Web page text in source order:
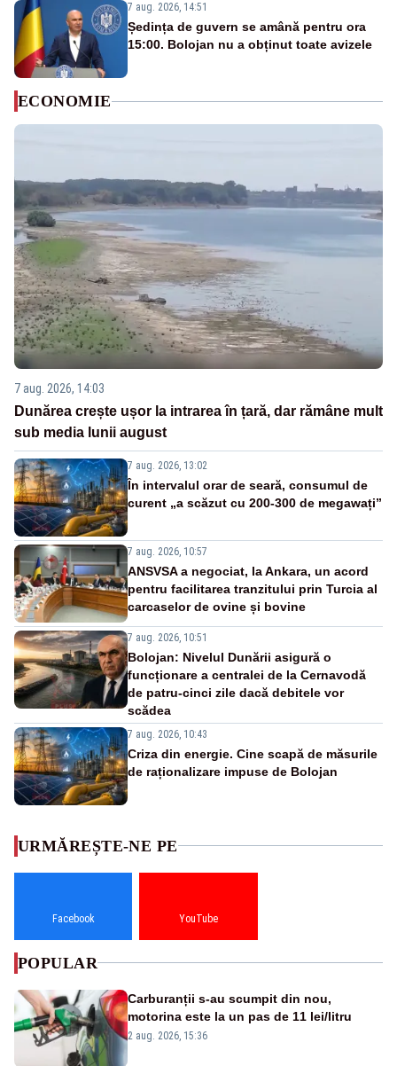
7 aug. 2026, 14:51
Ședința de guvern se amână pentru ora
15:00. Bolojan nu a obținut toate avizele
ECONOMIE
7 aug. 2026, 14:03
Dunărea crește ușor la intrarea în țară, dar rămâne mult
sub media lunii august
7 aug. 2026, 13:02
În intervalul orar de seară, consumul de
curent „a scăzut cu 200-300 de megawați”
7 aug. 2026, 10:57
ANSVSA a negociat, la Ankara, un acord
pentru facilitarea tranzitului prin Turcia al
carcaselor de ovine și bovine
7 aug. 2026, 10:51
Bolojan: Nivelul Dunării asigură o
funcționare a centralei de la Cernavodă
de patru-cinci zile dacă debitele vor
scădea
7 aug. 2026, 10:43
Criza din energie. Cine scapă de măsurile
de raționalizare impuse de Bolojan
URMĂREȘTE-NE PE
Facebook YouTube
POPULAR
Carburanții s-au scumpit din nou,
motorina este la un pas de 11 lei/litru
2 aug. 2026, 15:36